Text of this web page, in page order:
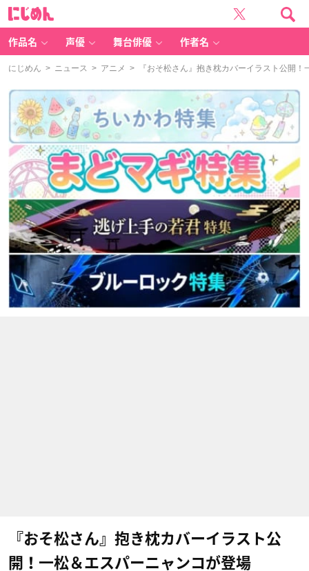
作品名 声優 舞台俳優 作者名
にじめん > ニュース > アニメ > 『おそ松さん』抱き枕カバーイラスト公開！
『おそ松さん』抱き枕カバーイラスト公
開！一松＆エスパーニャンコが登場